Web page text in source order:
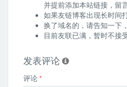
并提前添加本站链接，留
如果友链博客出现长时间
换了域名的，请告知一下
目前友联已满，暂时不接
发表评论
评论 *